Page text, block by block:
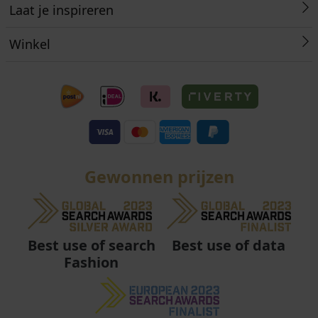
Laat je inspireren
Winkel
Gewonnen prijzen
Best use of search
Fashion
Best use of data